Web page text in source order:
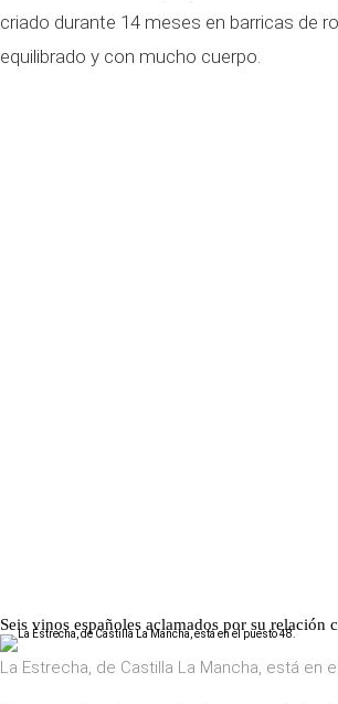
criado durante 14 meses en barricas de
equilibrado y con mucho cuerpo.
Seis vinos españoles aclamados por su relación
La Estrecha, de Castilla La Mancha, está en